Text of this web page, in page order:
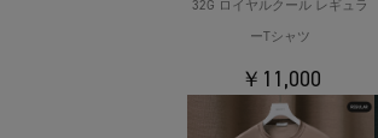
32G ロイヤルクール レギュラ
ーTシャツ
￥11,000